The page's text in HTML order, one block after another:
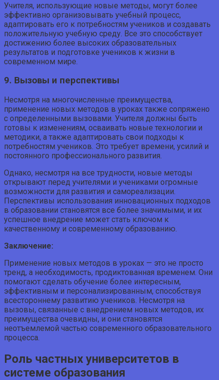
Учителя, использующие новые методы, могут более
эффективно организовывать учебный процесс,
адаптировать его к потребностям учеников и создавать
положительную учебную среду. Все это способствует
достижению более высоких образовательных
результатов и подготовке учеников к жизни в
современном мире.
9. Вызовы и перспективы
Несмотря на многочисленные преимущества,
применение новых методов в уроках также сопряжено
с определенными вызовами. Учителя должны быть
готовы к изменениям, осваивать новые технологии и
методики, а также адаптировать свои подходы к
потребностям учеников. Это требует времени, усилий и
постоянного профессионального развития.
Однако, несмотря на все трудности, новые методы
открывают перед учителями и учениками огромные
возможности для развития и самореализации.
Перспективы использования инновационных подходов
в образовании становятся все более значимыми, и их
успешное внедрение может стать ключом к
качественному и современному образованию.
Заключение:
Применение новых методов в уроках — это не просто
тренд, а необходимость, продиктованная временем. Они
помогают сделать обучение более интересным,
эффективным и персонализированным, способствуя
всестороннему развитию учеников. Несмотря на
вызовы, связанные с внедрением новых методов, их
преимущества очевидны, и они становятся
неотъемлемой частью современного образовательного
процесса.
Роль частных университетов в
системе образования